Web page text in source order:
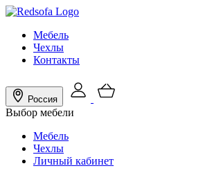
Мебель
Чехлы
Контакты
Россия
Выбор мебели
Мебель
Чехлы
Личный кабинет